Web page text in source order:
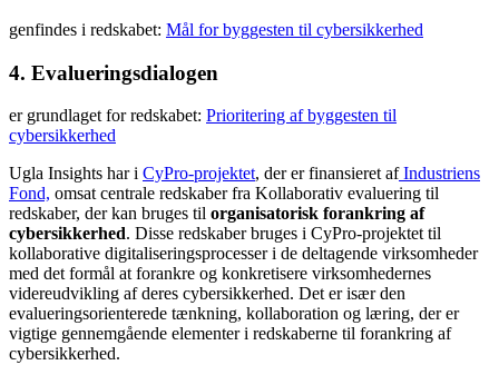
genfindes i redskabet: Mål for byggesten til cybersikkerhed
4. Evalueringsdialogen
er grundlaget for redskabet: Prioritering af byggesten til
cybersikkerhed
Ugla Insights har i CyPro-projektet, der er finansieret afIndustriens
Fond, omsat centrale redskaber fra Kollaborativ evaluering til
redskaber, der kan bruges til organisatorisk forankring af
cybersikkerhed. Disse redskaber bruges i CyPro-projektet til
kollaborative digitaliseringsprocesser i de deltagende virksomheder
med det formål at forankre og konkretisere virksomhedernes
videreudvikling af deres cybersikkerhed. Det er især den
evalueringsorienterede tænkning, kollaboration og læring, der er
vigtige gennemgående elementer i redskaberne til forankring af
cybersikkerhed.